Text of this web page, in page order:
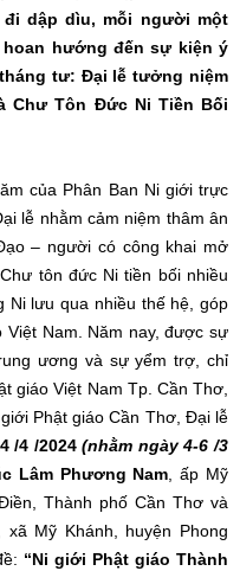
dập dìu, mỗi người một
hướng đến sự kiện ý
tư: Đại lễ tưởng niệm
Chư Tôn Đức Ni Tiền Bối
của Phân Ban Ni giới trực
lễ nhằm cảm niệm thâm ân
– người có công khai mở
tôn đức Ni tiền bối nhiều
Ni lưu qua nhiều thế hệ, góp
Nam. Năm nay, được sự
ương và sự yểm trợ, chỉ
giáo Việt Nam Tp. Cần Thơ,
Phật giáo Cần Thơ, Đại lễ
/4 /2024(nhằm ngày 4-6 /3
Lâm Phương Nam, ấp Mỹ
Thành phố Cần Thơ và
Mỹ Khánh, huyện Phong
“Ni giới Phật giáo Thành